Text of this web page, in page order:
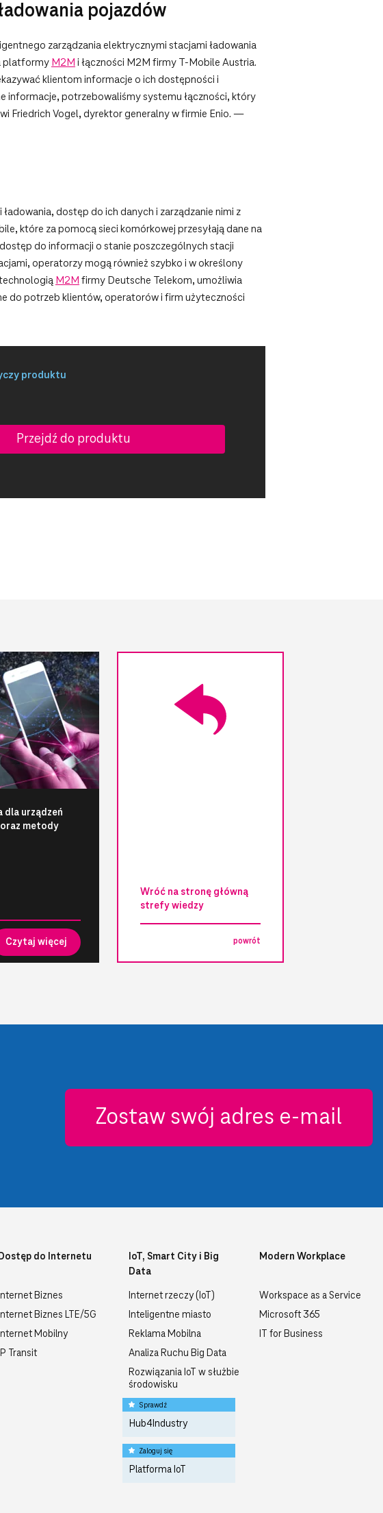
pojazdów
zarządzania elektrycznymi stacjami ładowania
platformy M2M i łączności M2M firmy T-Mobile Austria.
klientom informacje o ich dostępności i
informacje, potrzebowaliśmy systemu łączności, który
Friedrich Vogel, dyrektor generalny w firmie Enio. —
dostęp do ich danych i zarządzanie nimi z
które za pomocą sieci komórkowej przesyłają dane na
do informacji o stanie poszczególnych stacji
operatorzy mogą również szybko i w określony
M2M firmy Deutsche Telekom, umożliwia
do potrzeb klientów, operatorów i firm użyteczności
produktu
Przejdź do produktu
dla urządzeń
metody
Czytaj więcej
Wróć na stronę główną
strefy wiedzy
powrót
Zostaw swój adres e-mail
do Internetu
Biznes
Biznes LTE/5G
Mobilny
Transit
IoT, Smart City i Big
Data
Internet rzeczy (IoT)
Inteligentne miasto
Reklama Mobilna
Analiza Ruchu Big Data
Rozwiązania IoT w służbie
środowisku
Sprawdź
Hub4Industry
Zaloguj się
Platforma IoT
Modern Workplace
Workspace as a Service
Microsoft 365
IT for Business